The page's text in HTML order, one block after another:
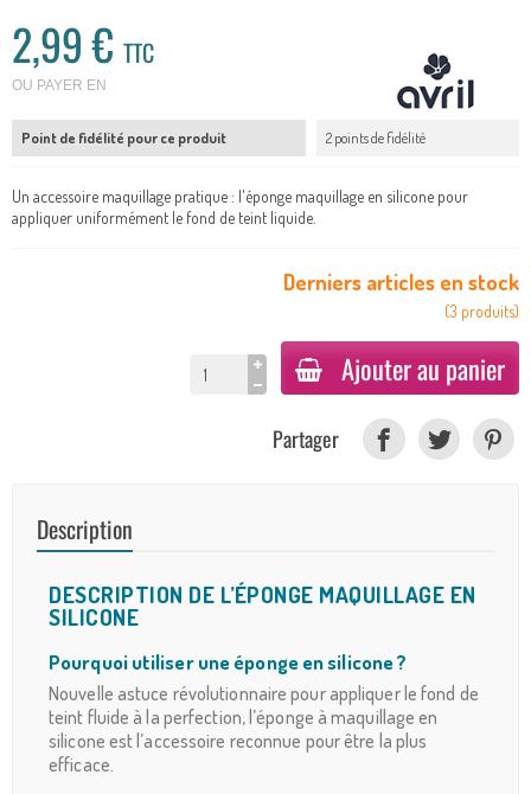
2,99 € TTC
OU PAYER EN
Point de fidélité pour ce produit 2 points de fidélité
Un accessoire maquillage pratique : l'éponge maquillage en silicone pour
appliquer uniformément le fond de teint liquide.
Derniers articles en stock
(3 produits)
Ajouter au panier
Partager
Description
DESCRIPTION DE L’ÉPONGE MAQUILLAGE EN
SILICONE
Pourquoi utiliser une éponge en silicone ?
Nouvelle astuce révolutionnaire pour appliquer le fond de
teint fluide à la perfection, l’éponge à maquillage en
silicone est l’accessoire reconnue pour être la plus
efficace.